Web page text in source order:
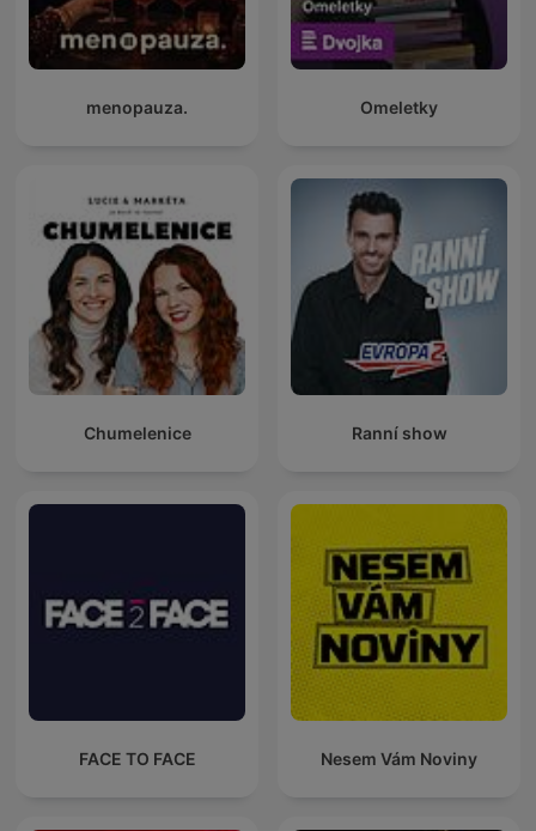
menopauza. Omeletky
Chumelenice Ranní show
FACE TO FACE Nesem Vám Noviny